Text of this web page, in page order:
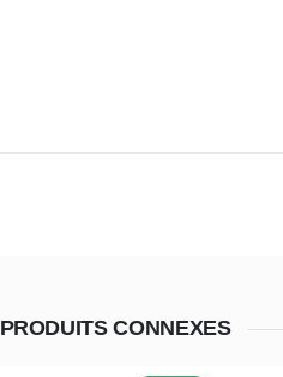
PRODUITS CONNEXES